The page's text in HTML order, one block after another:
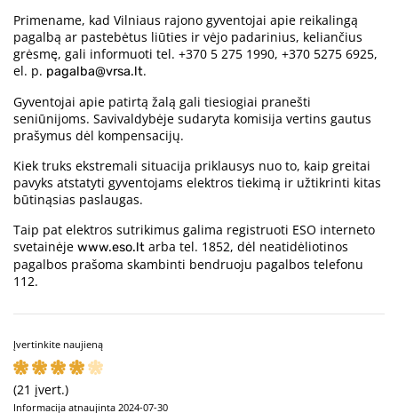
Primename, kad Vilniaus rajono gyventojai apie reikalingą
pagalbą ar pastebėtus liūties ir vėjo padarinius, keliančius
grėsmę, gali informuoti tel. +370 5 275 1990, +370 5275 6925,
el. p. pagalba@vrsa.lt.
Gyventojai apie patirtą žalą gali tiesiogiai pranešti
seniūnijoms. Savivaldybėje sudaryta komisija vertins gautus
prašymus dėl kompensacijų.
Kiek truks ekstremali situacija priklausys nuo to, kaip greitai
pavyks atstatyti gyventojams elektros tiekimą ir užtikrinti kitas
būtinąsias paslaugas.
Taip pat elektros sutrikimus galima registruoti ESO interneto
svetainėje www.eso.lt arba tel. 1852, dėl neatidėliotinos
pagalbos prašoma skambinti bendruoju pagalbos telefonu
112.
Įvertinkite naujieną
(21 įvert.)
Informacija atnaujinta 2024-07-30